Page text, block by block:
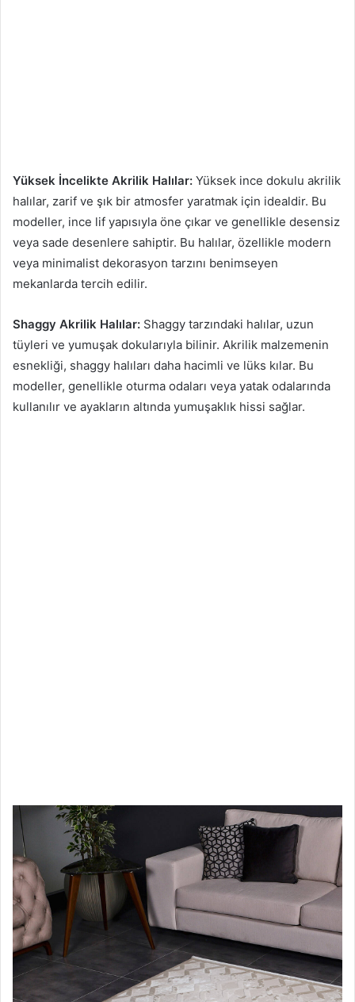
Yüksek İncelikte Akrilik Halılar: Yüksek ince dokulu akrilik
halılar, zarif ve şık bir atmosfer yaratmak için idealdir. Bu
modeller, ince lif yapısıyla öne çıkar ve genellikle desensiz
veya sade desenlere sahiptir. Bu halılar, özellikle modern
veya minimalist dekorasyon tarzını benimseyen
mekanlarda tercih edilir.
Shaggy Akrilik Halılar: Shaggy tarzındaki halılar, uzun
tüyleri ve yumuşak dokularıyla bilinir. Akrilik malzemenin
esnekliği, shaggy halıları daha hacimli ve lüks kılar. Bu
modeller, genellikle oturma odaları veya yatak odalarında
kullanılır ve ayakların altında yumuşaklık hissi sağlar.